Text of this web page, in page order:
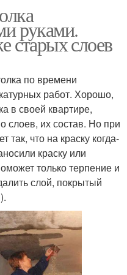
руками.
старых слоев
по времени
работ. Хорошо,
в своей квартире,
слоев, их состав. Но при
что на краску когда-
краску или
только терпение и
слой, покрытый